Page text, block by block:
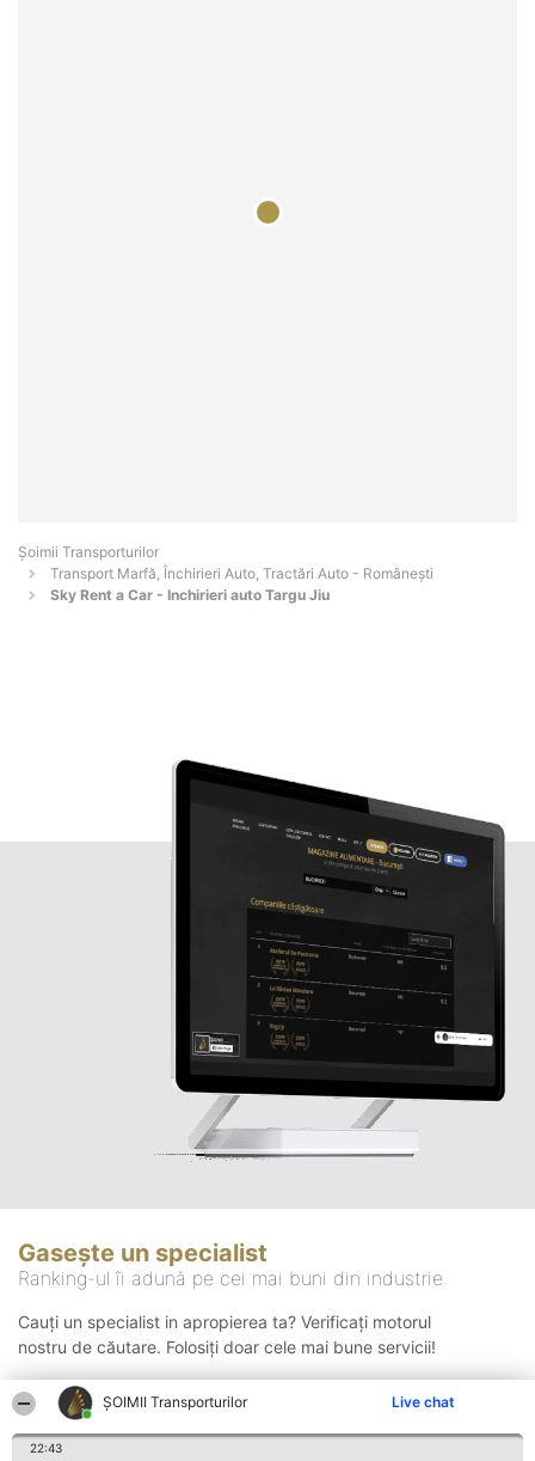
ȘOIMII Transporturilor Live chat
22:43
Șoimii Transporturilor
Transport Marfă, Închirieri Auto, Tractări Auto - Româneşti
Sky Rent a Car - Inchirieri auto Targu Jiu
Gasește un specialist
Ranking-ul îi adună pe cei mai buni din industrie
Cauți un specialist in apropierea ta? Verificați motorul
nostru de căutare. Folosiți doar cele mai bune servicii!